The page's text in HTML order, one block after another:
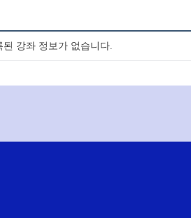
1 2
된 강좌 정보가 없습니다.